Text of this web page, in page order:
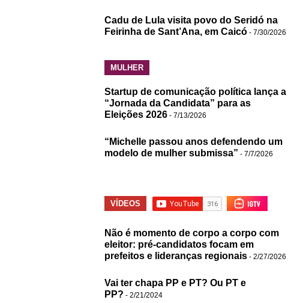
Cadu de Lula visita povo do Seridó na
Feirinha de Sant’Ana, em Caicó - 7/30/2026
MULHER
Startup de comunicação política lança a
“Jornada da Candidata” para as
Eleições 2026 - 7/13/2026
“Michelle passou anos defendendo um
modelo de mulher submissa” - 7/7/2026
VÍDEOS
Não é momento de corpo a corpo com
eleitor: pré-candidatos focam em
prefeitos e lideranças regionais - 2/27/2026
Vai ter chapa PP e PT? Ou PT e
PP? - 2/21/2024